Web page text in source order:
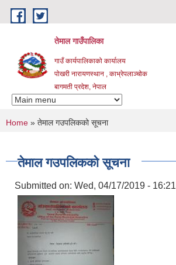
Skip to main content
तेमाल गाउँपालिका
गाउँ कार्यपालिकाको कार्यालय
पोखरी नारायणस्थान , काभ्रेपलाञ्चोक ‌‌‍‍‍‍‍‍
बागमती प्रदेश, नेपाल
You are here
Home » तेमाल गउपलिकको सूचना
तेमाल गउपलिकको सूचना
Submitted on: Wed, 04/17/2019 - 16:21